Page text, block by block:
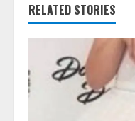
u
R
RELATED STORIES